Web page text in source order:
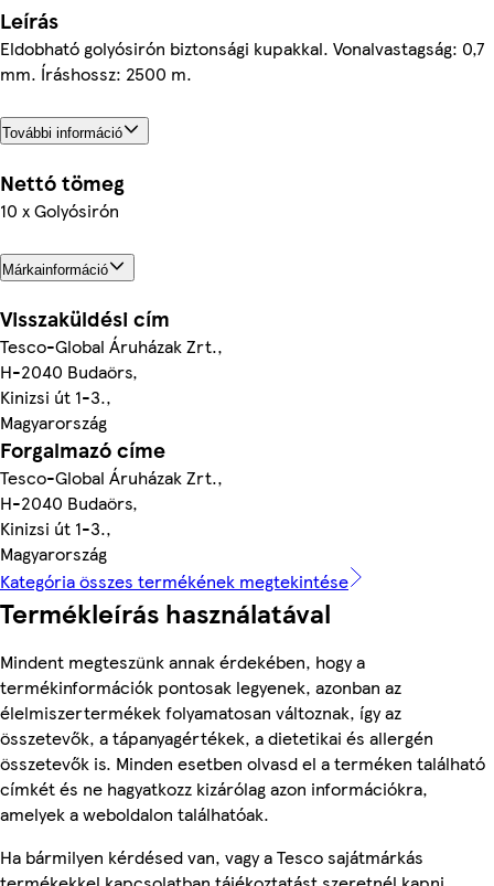
Leírás
Eldobható golyósirón biztonsági kupakkal. Vonalvastagság: 0,7
mm. Íráshossz: 2500 m.
További információ
Nettó tömeg
10 x Golyósirón
Márkainformáció
Visszaküldési cím
Tesco-Global Áruházak Zrt.,
H-2040 Budaörs,
Kinizsi út 1-3.,
Magyarország
Forgalmazó címe
Tesco-Global Áruházak Zrt.,
H-2040 Budaörs,
Kinizsi út 1-3.,
Magyarország
Kategória összes termékének megtekintése
Termékleírás használatával
Mindent megteszünk annak érdekében, hogy a
termékinformációk pontosak legyenek, azonban az
élelmiszertermékek folyamatosan változnak, így az
összetevők, a tápanyagértékek, a dietetikai és allergén
összetevők is. Minden esetben olvasd el a terméken található
címkét és ne hagyatkozz kizárólag azon információkra,
amelyek a weboldalon találhatóak.
Ha bármilyen kérdésed van, vagy a Tesco sajátmárkás